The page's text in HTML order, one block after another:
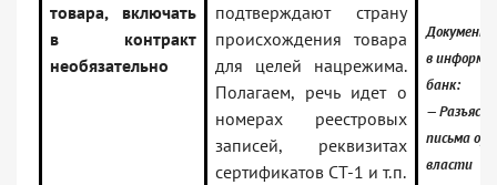
товара, включать
в контракт
необязательно
подтверждают страну
происхождения товара
для целей нацрежима.
Полагаем, речь идет о
номерах реестровых
записей, реквизитах
сертификатов СТ-1 и т.п.
Документ
в
банк:
—
письма
власти